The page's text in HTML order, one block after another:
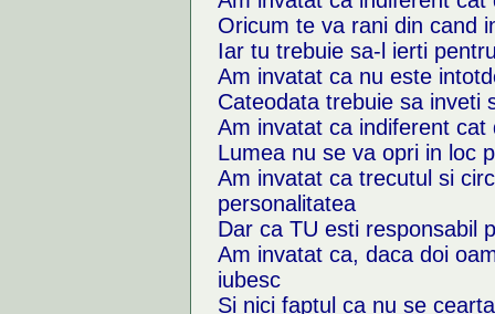
Oricum te va rani din cand
Iar tu trebuie sa-l ierti
Am invatat ca nu este
Cateodata trebuie sa inveti
Am invatat ca indiferent cat
Lumea nu se va opri in loc
Am invatat ca trecutul si
personalitatea
Dar ca TU esti responsabil
Am invatat ca, daca doi
iubesc
Si nici faptul ca nu se